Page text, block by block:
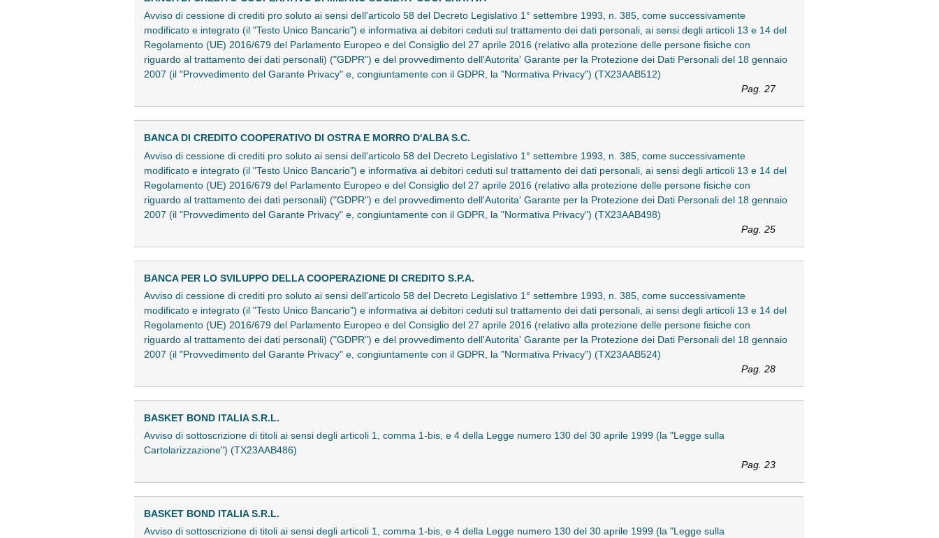
Avviso di cessione di crediti pro soluto ai sensi dell'articolo 58 del Decreto Legislativo 1° settembre 1993, n. 385, come successivamente
modificato e integrato (il "Testo Unico Bancario") e informativa ai debitori ceduti sul trattamento dei dati personali, ai sensi degli articoli 13 e 14 del
Regolamento (UE) 2016/679 del Parlamento Europeo e del Consiglio del 27 aprile 2016 (relativo alla protezione delle persone fisiche con
riguardo al trattamento dei dati personali) ("GDPR") e del provvedimento dell'Autorita' Garante per la Protezione dei Dati Personali del 18 gennaio
2007 (il "Provvedimento del Garante Privacy" e, congiuntamente con il GDPR, la "Normativa Privacy") (TX23AAB512)
Pag. 27
BANCA DI CREDITO COOPERATIVO DI OSTRA E MORRO D'ALBA S.C.
Avviso di cessione di crediti pro soluto ai sensi dell'articolo 58 del Decreto Legislativo 1° settembre 1993, n. 385, come successivamente
modificato e integrato (il "Testo Unico Bancario") e informativa ai debitori ceduti sul trattamento dei dati personali, ai sensi degli articoli 13 e 14 del
Regolamento (UE) 2016/679 del Parlamento Europeo e del Consiglio del 27 aprile 2016 (relativo alla protezione delle persone fisiche con
riguardo al trattamento dei dati personali) ("GDPR") e del provvedimento dell'Autorita' Garante per la Protezione dei Dati Personali del 18 gennaio
2007 (il "Provvedimento del Garante Privacy" e, congiuntamente con il GDPR, la "Normativa Privacy") (TX23AAB498)
Pag. 25
BANCA PER LO SVILUPPO DELLA COOPERAZIONE DI CREDITO S.P.A.
Avviso di cessione di crediti pro soluto ai sensi dell'articolo 58 del Decreto Legislativo 1° settembre 1993, n. 385, come successivamente
modificato e integrato (il "Testo Unico Bancario") e informativa ai debitori ceduti sul trattamento dei dati personali, ai sensi degli articoli 13 e 14 del
Regolamento (UE) 2016/679 del Parlamento Europeo e del Consiglio del 27 aprile 2016 (relativo alla protezione delle persone fisiche con
riguardo al trattamento dei dati personali) ("GDPR") e del provvedimento dell'Autorita' Garante per la Protezione dei Dati Personali del 18 gennaio
2007 (il "Provvedimento del Garante Privacy" e, congiuntamente con il GDPR, la "Normativa Privacy") (TX23AAB524)
Pag. 28
BASKET BOND ITALIA S.R.L.
Avviso di sottoscrizione di titoli ai sensi degli articoli 1, comma 1-bis, e 4 della Legge numero 130 del 30 aprile 1999 (la "Legge sulla
Cartolarizzazione") (TX23AAB486)
Pag. 23
BASKET BOND ITALIA S.R.L.
Avviso di sottoscrizione di titoli ai sensi degli articoli 1, comma 1-bis, e 4 della Legge numero 130 del 30 aprile 1999 (la "Legge sulla